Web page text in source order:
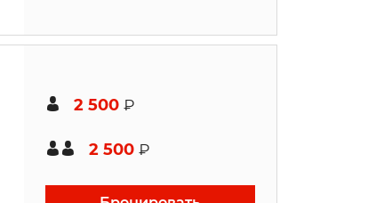
2 500 ₽
2 500 ₽